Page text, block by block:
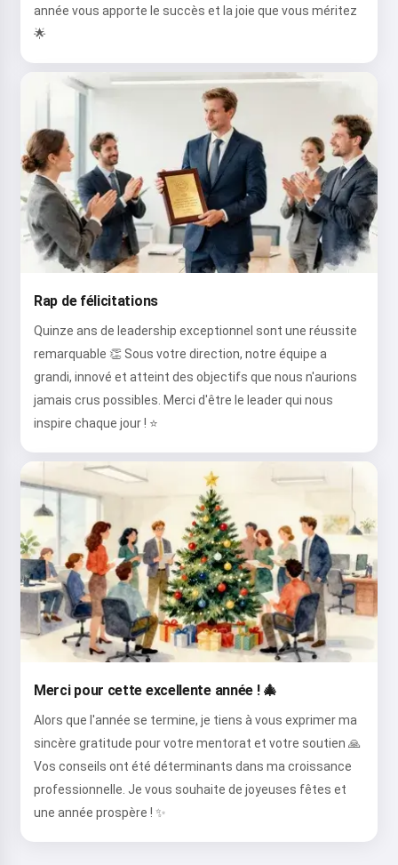
année vous apporte le succès et la joie que vous méritez
🌟
Rap de félicitations
Quinze ans de leadership exceptionnel sont une réussite
remarquable 👏 Sous votre direction, notre équipe a
grandi, innové et atteint des objectifs que nous n'aurions
jamais crus possibles. Merci d'être le leader qui nous
inspire chaque jour ! ⭐
Merci pour cette excellente année ! 🎄
Alors que l'année se termine, je tiens à vous exprimer ma
sincère gratitude pour votre mentorat et votre soutien 🙏
Vos conseils ont été déterminants dans ma croissance
professionnelle. Je vous souhaite de joyeuses fêtes et
une année prospère ! ✨